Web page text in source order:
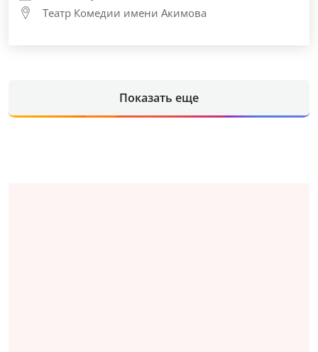
Театр Комедии имени Акимова
Показать еще